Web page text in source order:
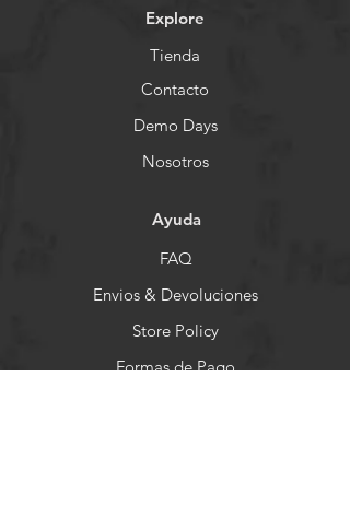
Explore
Tienda
Contacto
Demo Days
Nosotros
Ayuda
FAQ
Envios & Devoluciones
Store Policy
Formas de Pago